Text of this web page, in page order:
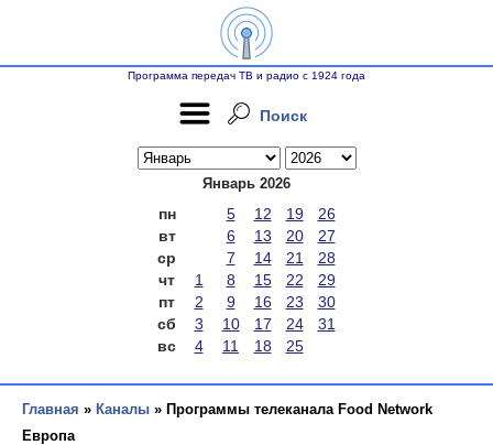
Программа передач ТВ и радио с 1924 года
Поиск
Январь 2026
пн 5 12 19
26
вт
6 13 20
27
ср
7 14 21
28
чт
1 8 15 22
29
пт
2 9 16 23
30
сб
3 10 17 24
31
вс
4 11 18 25
Главная » Каналы » Программы телеканала Food Network
Европа